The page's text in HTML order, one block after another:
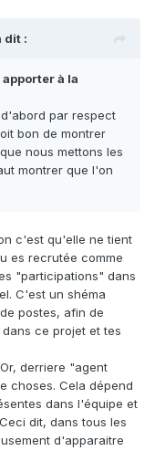
dit :
à la
par respect
bon de montrer
nous mettons les
montrer que l'on
c'est qu'elle ne tient
es recrutée comme
"participations" dans
C'est un shéma
postes, afin de
ce projet et tes
derriere "agent
choses. Cela dépend
dans l'équipe et
dit, dans tous les
d'apparaitre